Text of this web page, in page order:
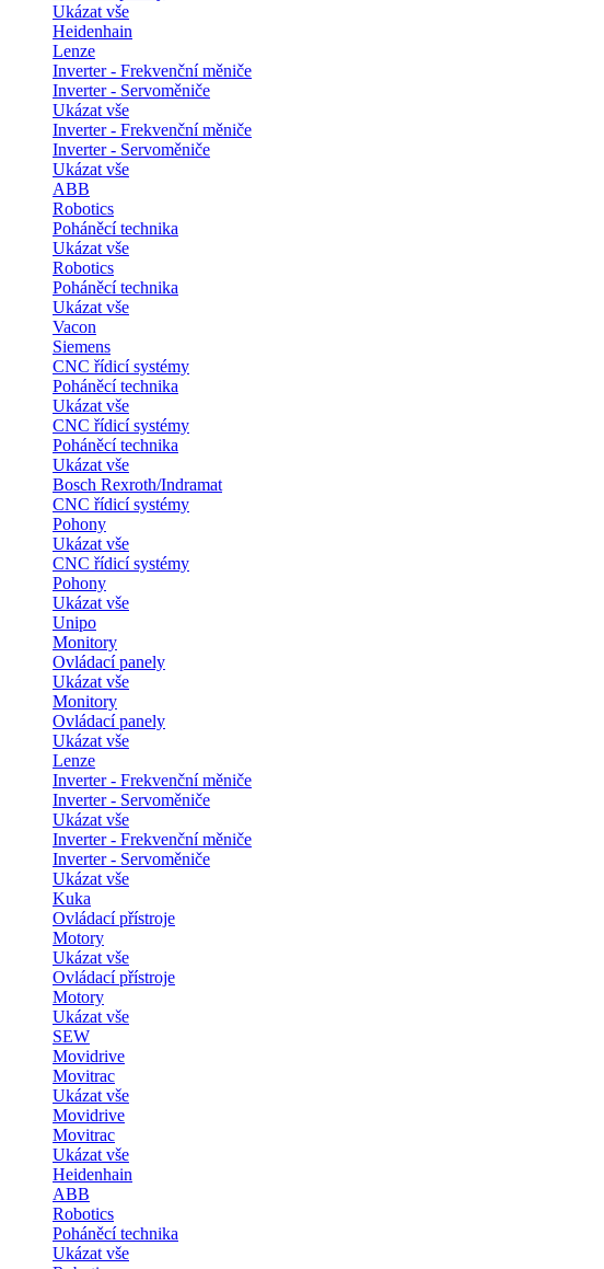
Ukázat vše
Heidenhain
Lenze
Inverter - Frekvenční měniče
Inverter - Servoměniče
Ukázat vše
Inverter - Frekvenční měniče
Inverter - Servoměniče
Ukázat vše
ABB
Robotics
Poháněcí technika
Ukázat vše
Robotics
Poháněcí technika
Ukázat vše
Vacon
Siemens
CNC řídicí systémy
Poháněcí technika
Ukázat vše
CNC řídicí systémy
Poháněcí technika
Ukázat vše
Bosch Rexroth/Indramat
CNC řídicí systémy
Pohony
Ukázat vše
CNC řídicí systémy
Pohony
Ukázat vše
Unipo
Monitory
Ovládací panely
Ukázat vše
Monitory
Ovládací panely
Ukázat vše
Lenze
Inverter - Frekvenční měniče
Inverter - Servoměniče
Ukázat vše
Inverter - Frekvenční měniče
Inverter - Servoměniče
Ukázat vše
Kuka
Ovládací přístroje
Motory
Ukázat vše
Ovládací přístroje
Motory
Ukázat vše
SEW
Movidrive
Movitrac
Ukázat vše
Movidrive
Movitrac
Ukázat vše
Heidenhain
ABB
Robotics
Poháněcí technika
Ukázat vše